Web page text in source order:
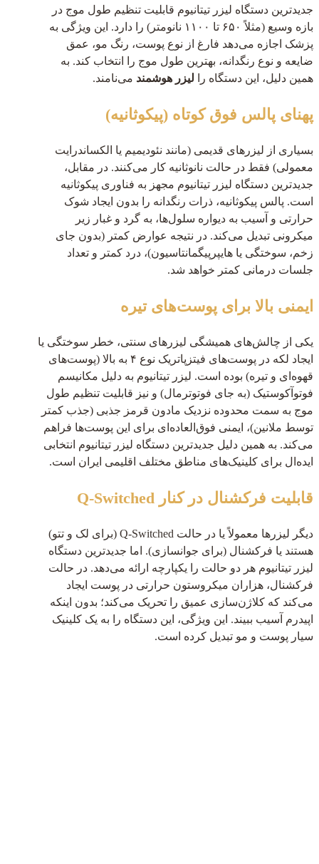
جدیدترین دستگاه لیزر تیتانیوم قابلیت تنظیم طول موج در
بازه وسیع (مثلاً ۶۵۰ تا ۱۱۰۰ نانومتر) را دارد. این ویژگی به
پزشک اجازه می‌دهد فارغ از نوع پوست، رنگ مو، عمق
ضایعه و نوع رنگدانه، بهترین طول موج را انتخاب کند. به
همین دلیل، این دستگاه را لیزر هوشمند می‌نامند.
پهنای پالس فوق کوتاه (پیکوثانیه)
بسیاری از لیزرهای قدیمی (مانند نئودیمیم یا الکساندرایت
معمولی) فقط در حالت نانوثانیه کار می‌کنند. در مقابل،
جدیدترین دستگاه لیزر تیتانیوم مجهز به فناوری پیکوثانیه
است. پالس پیکوثانیه، ذرات رنگدانه را بدون ایجاد شوک
حرارتی و آسیب به دیواره سلول‌ها، به گرد و غبار زیر
میکرونی تبدیل می‌کند. در نتیجه عوارض کمتر (بدون جای
زخم، سوختگی یا هایپرپیگمانتاسیون)، درد کمتر و تعداد
جلسات درمانی کمتر خواهد شد.
ایمنی بالا برای پوست‌های تیره
یکی از چالش‌های همیشگی لیزرهای سنتی، خطر سوختگی یا
ایجاد لکه در پوست‌های فیتزپاتریک نوع ۴ به بالا (پوست‌های
قهوه‌ای و تیره) بوده است. لیزر تیتانیوم به دلیل مکانیسم
فوتوآکوستیک (به جای فوتوترمال) و نیز قابلیت تنظیم طول
موج به سمت محدوده نزدیک مادون قرمز جذبی (جذب کمتر
توسط ملانین)، ایمنی فوق‌العاده‌ای برای این پوست‌ها فراهم
می‌کند. به همین دلیل جدیدترین دستگاه لیزر تیتانیوم انتخابی
ایده‌ال برای کلینیک‌های مناطق مختلف اقلیمی ایران است.
قابلیت فرکشنال در کنار Q-Switched
دیگر لیزرها معمولاً یا در حالت Q-Switched (برای لک و تتو)
هستند یا فرکشنال (برای جوانسازی). اما جدیدترین دستگاه
لیزر تیتانیوم هر دو حالت را یکپارچه ارائه می‌دهد. در حالت
فرکشنال، هزاران میکروستون حرارتی در پوست ایجاد
می‌کند که کلاژن‌سازی عمیق را تحریک می‌کند؛ بدون اینکه
اپیدرم آسیب ببیند. این ویژگی، این دستگاه را به یک کلینیک
سیار پوست و مو تبدیل کرده است.